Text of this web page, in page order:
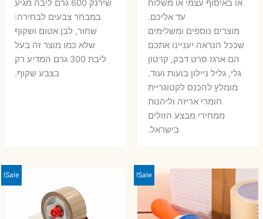
או באיסוף עצמי או משלוח
עד אליכם.
מוצרים נוספים ומשלימים
שככל הנראה יעניינו אתכם
הם ארגז סרט דבק, קרטון
גלי, גליל ניילון בועות ועוד.
מומלץ להכנס לקטוגריית
חומרי אריזה וליהנות
ממחירי מבצע הזולים
בישראל.
שירנק 600 גרם ליבה מגיע
במבחר צבעים לבחירה:
שחור, לבן אטום ושקוף
שלא כמו מוצר זה בעל
ליבת 300 גרם המדיע רק
בצבע שקוף.
Sale!
Sale!